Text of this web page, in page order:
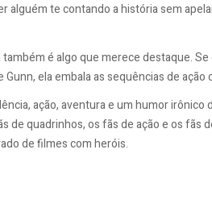
alguém te contando a história sem
é algo que merece destaque.
ela embala as sequências de
ação, aventura e um humor irônico
de quadrinhos, os fãs de ação e os fãs
de filmes com heróis.